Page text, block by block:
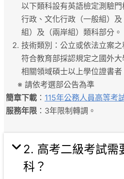
以下類科設有英語檢定測驗
行政、文化行政（一般組）
組）及（兩岸組）類科部分。
技術類別：公立或依法立案
符合教育部採認規定之國外
相關領域碩士以上學位證書者
※ 請依考選部公告為準
簡章下載 ： 115年公務人員高等考
服務年限 ：3年限制轉調。
2. 高考二級考試需
科？